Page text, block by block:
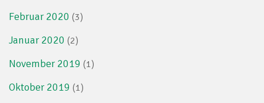
Februar 2020 (3)
Januar 2020 (2)
November 2019 (1)
Oktober 2019 (1)